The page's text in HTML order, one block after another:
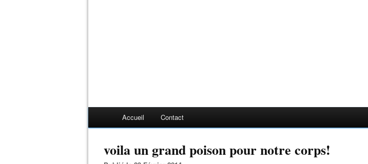
Accueil Contact
voila un grand poison pour notre corps!